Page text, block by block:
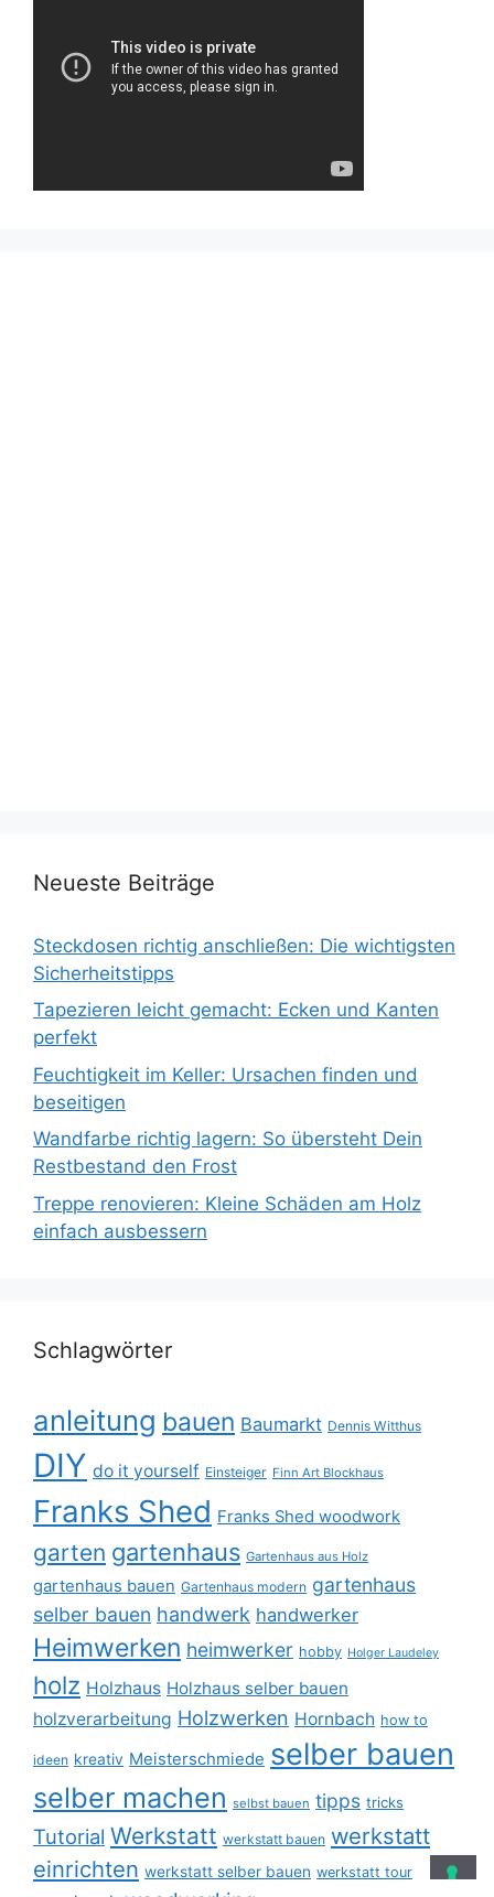
Neueste Beiträge
Steckdosen richtig anschließen: Die wichtigsten
Sicherheitstipps
Tapezieren leicht gemacht: Ecken und Kanten
perfekt
Feuchtigkeit im Keller: Ursachen finden und
beseitigen
Wandfarbe richtig lagern: So übersteht Dein
Restbestand den Frost
Treppe renovieren: Kleine Schäden am Holz
einfach ausbessern
Schlagwörter
anleitung bauen Baumarkt Dennis Witthus
DIY do it yourself Einsteiger Finn Art Blockhaus
Franks Shed Franks Shed woodwork
garten gartenhaus Gartenhaus aus Holz
gartenhaus bauen Gartenhaus modern gartenhaus
selber bauen handwerk handwerker
Heimwerken heimwerker hobby Holger Laudeley
holz Holzhaus Holzhaus selber bauen
holzverarbeitung Holzwerken Hornbach how to
ideen kreativ Meisterschmiede selber bauen
selber machen selbst bauen tipps tricks
Tutorial Werkstatt werkstatt bauen werkstatt
einrichten werkstatt selber bauen werkstatt tour